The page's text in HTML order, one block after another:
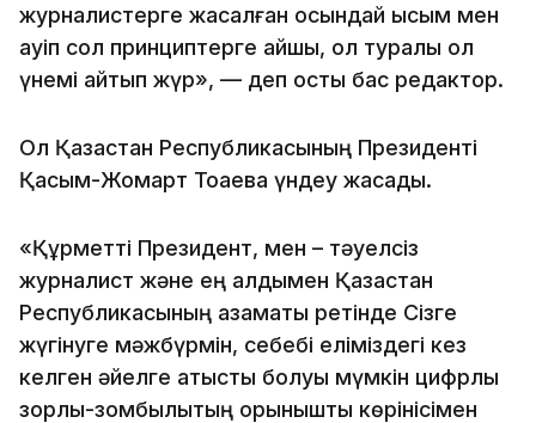
журналистерге жасалған осындай қысым мен
қауіп сол принциптерге қайшы, ол туралы ол
үнемі айтып жүр», — деп қосты бас редактор.
Ол Қазақстан Республикасының Президенті
Қасым-Жомарт Тоқаевқа үндеу жасады.
«Құрметті Президент, мен – тәуелсіз
журналист және ең алдымен Қазақстан
Республикасының азаматы ретінде Сізге
жүгінуге мәжбүрмін, себебі еліміздегі кез
келген әйелге қатысты болуы мүмкін цифрлық
зорлық-зомбылықтың қорқынышты көрінісімен